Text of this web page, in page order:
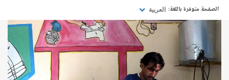
الصفحة متوفرة باللغة: العربية